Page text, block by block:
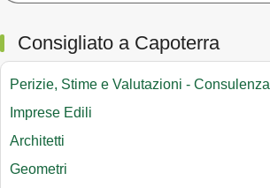
Consigliato a Capoterra
Perizie, Stime e Valutazioni - Consulenza
Imprese Edili
Architetti
Geometri